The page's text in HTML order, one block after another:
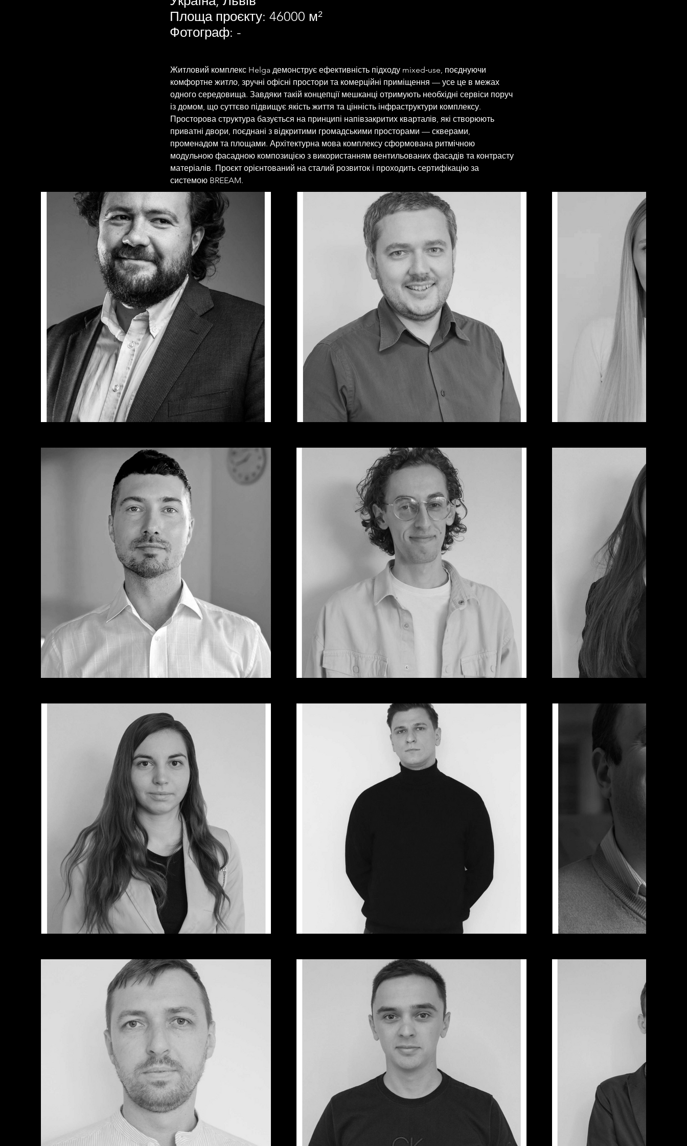
Площа проєкту: 46000 м²
Фотограф: -
Житловий комплекс Helga демонструє ефективність підходу mixed‑use, поєднуючи
комфортне житло, зручні офісні простори та комерційні приміщення — усе це в межах
одного середовища. Завдяки такій концепції мешканці отримують необхідні сервіси поруч
із домом, що суттєво підвищує якість життя та цінність інфраструктури комплексу.
Просторова структура базується на принципі напівзакритих кварталів, які створюють
приватні двори, поєднані з відкритими громадськими просторами — скверами,
променадом та площами. Архітектурна мова комплексу сформована ритмічною
модульною фасадною композицією з використанням вентильованих фасадів та контрасту
матеріалів. Проєкт орієнтований на сталий розвиток і проходить сертифікацію за
системою BREEAM.